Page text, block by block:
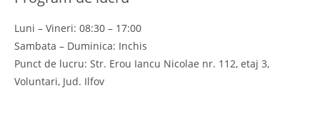
Luni – Vineri: 08:30 – 17:00
Sambata – Duminica: Inchis
Punct de lucru: Str. Erou Iancu Nicolae nr. 112, etaj 3,
Voluntari, Jud. Ilfov